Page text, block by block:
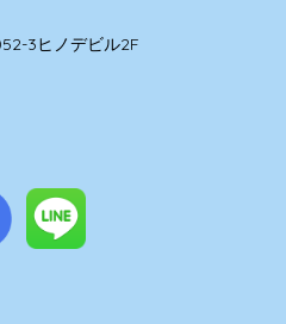
3ヒノデビル2F